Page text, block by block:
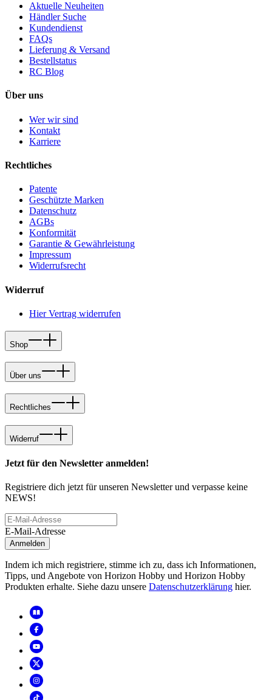
Aktuelle Neuheiten
Händler Suche
Kundendienst
FAQs
Lieferung & Versand
Bestellstatus
RC Blog
Über uns
Wer wir sind
Kontakt
Karriere
Rechtliches
Patente
Geschützte Marken
Datenschutz
AGBs
Konformität
Garantie & Gewährleistung
Impressum
Widerrufsrecht
Widerruf
Hier Vertrag widerrufen
Shop
Über uns
Rechtliches
Widerruf
Jetzt für den Newsletter anmelden!
Registriere dich jetzt für unseren Newsletter und verpasse keine
NEWS!
E-Mail-Adresse
Anmelden
Indem ich mich registriere, stimme ich zu, dass ich Informationen,
Tipps, und Angebote von Horizon Hobby und Horizon Hobby
Produkten erhalte. Siehe dazu unsere Datenschutzerklärung hier.